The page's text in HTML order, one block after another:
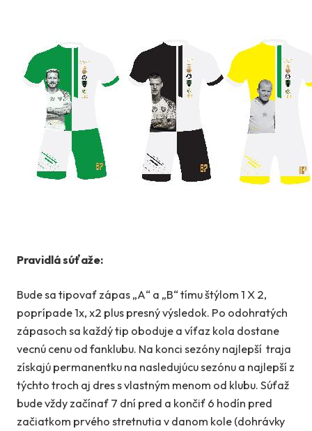
Pravidlá súťaže:
Bude sa tipovať zápas „A“ a „B“ tímu štýlom 1 X 2,
poprípade 1x, x2 plus presný výsledok. Po odohratých
zápasoch sa každý tip oboduje a víťaz kola dostane
vecnú cenu od fanklubu. Na konci sezóny najlepší traja
získajú permanentku na nasledujúcu sezónu a najlepší z
týchto troch aj dres s vlastným menom od klubu. Súťaž
bude vždy začínať 7 dní pred a končiť 6 hodín pred
začiatkom prvého stretnutia v danom kole (dohrávky